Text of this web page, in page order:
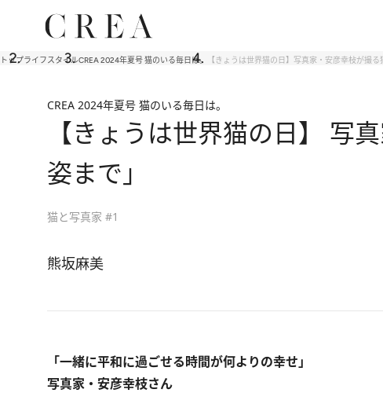
トップライフスタイルCREA 2024年夏号 猫のいる毎日は。 【きょうは世界猫の日】写真家・安彦幸枝が撮
CREA 2024年夏号 猫のいる毎日は。
【きょうは世界猫の日】 写
姿まで」
猫と写真家 #1
熊坂麻美
「一緒に平和に過ごせる時間が何よりの幸せ」
写真家・安彦幸枝さん